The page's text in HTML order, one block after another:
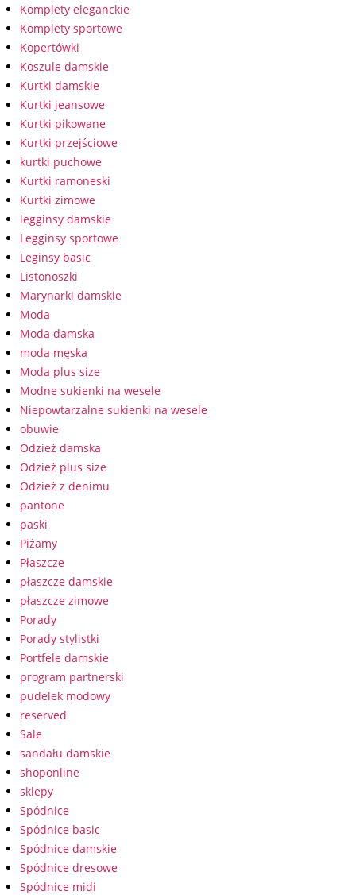
Komplety eleganckie
Komplety sportowe
Kopertówki
Koszule damskie
Kurtki damskie
Kurtki jeansowe
Kurtki pikowane
Kurtki przejściowe
kurtki puchowe
Kurtki ramoneski
Kurtki zimowe
legginsy damskie
Legginsy sportowe
Leginsy basic
Listonoszki
Marynarki damskie
Moda
Moda damska
moda męska
Moda plus size
Modne sukienki na wesele
Niepowtarzalne sukienki na wesele
obuwie
Odzież damska
Odzież plus size
Odzież z denimu
pantone
paski
Piżamy
Płaszcze
płaszcze damskie
płaszcze zimowe
Porady
Porady stylistki
Portfele damskie
program partnerski
pudelek modowy
reserved
Sale
sandału damskie
shoponline
sklepy
Spódnice
Spódnice basic
Spódnice damskie
Spódnice dresowe
Spódnice midi